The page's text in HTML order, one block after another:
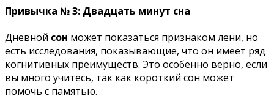
Привычка № 3: Двадцать минут сна
Дневной сон может показаться признаком лени, но
есть исследования, показывающие, что он имеет ряд
когнитивных преимуществ. Это особенно верно, если
вы много учитесь, так как короткий сон может
помочь с памятью.